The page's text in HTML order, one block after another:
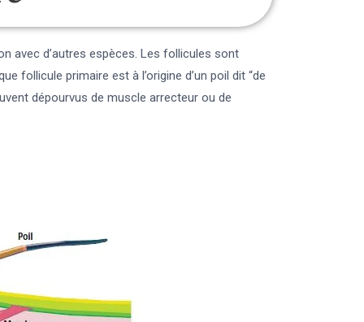
avec d’autres espèces. Les follicules sont
follicule primaire est à l’origine d’un poil dit “de
dépourvus de muscle arrecteur ou de